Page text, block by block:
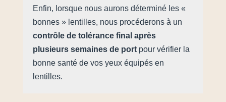
Enfin, lorsque nous aurons déterminé les «
bonnes » lentilles, nous procéderons à un
contrôle de tolérance final après
plusieurs semaines de portpour vérifier la
bonne santé de vos yeux équipés en
lentilles.